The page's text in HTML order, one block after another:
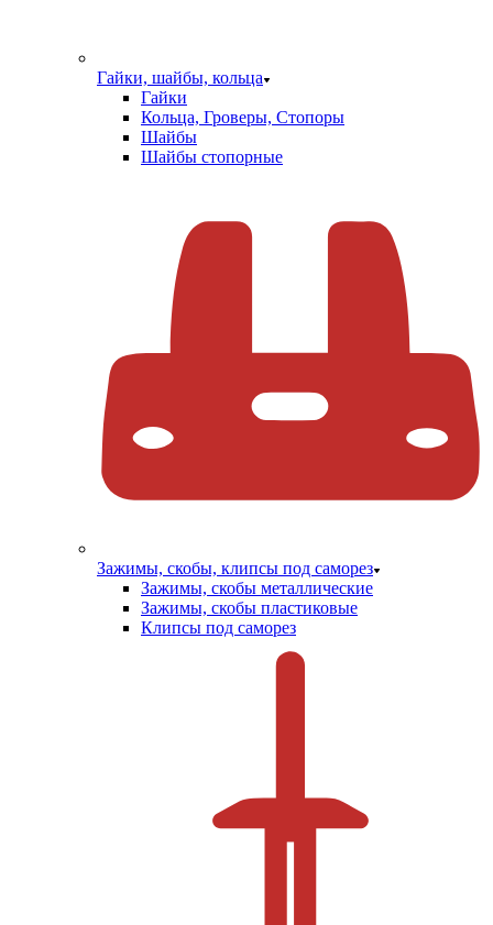
Гайки, шайбы, кольца
Гайки
Кольца, Гроверы, Стопоры
Шайбы
Шайбы стопорные
Зажимы, скобы, клипсы под саморез
Зажимы, скобы металлические
Зажимы, скобы пластиковые
Клипсы под саморез